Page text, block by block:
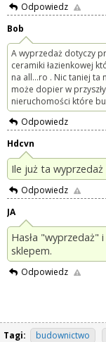
Odpowiedz
Bob
A wyprzedaż dotyczy
ceramiki łazienkowej
na all…ro . Nic taniej ta
może dopier w
nieruchomości które
Odpowiedz
Hdcvn
Ile już ta wyprzedaż
Odpowiedz
JA
Hasła
sklepem.
Odpowiedz
Tagi: budownictwo